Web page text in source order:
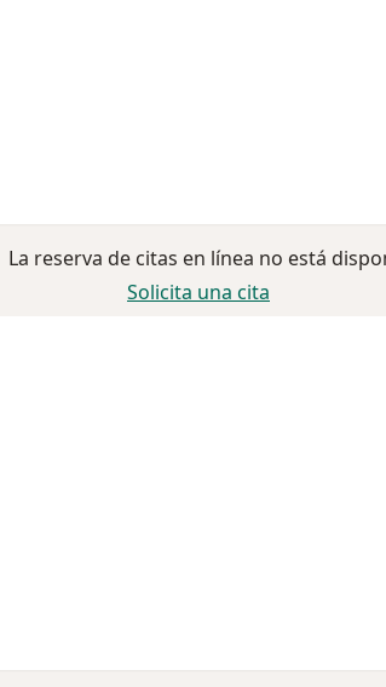
La reserva de citas en línea no está
Solicita una cita